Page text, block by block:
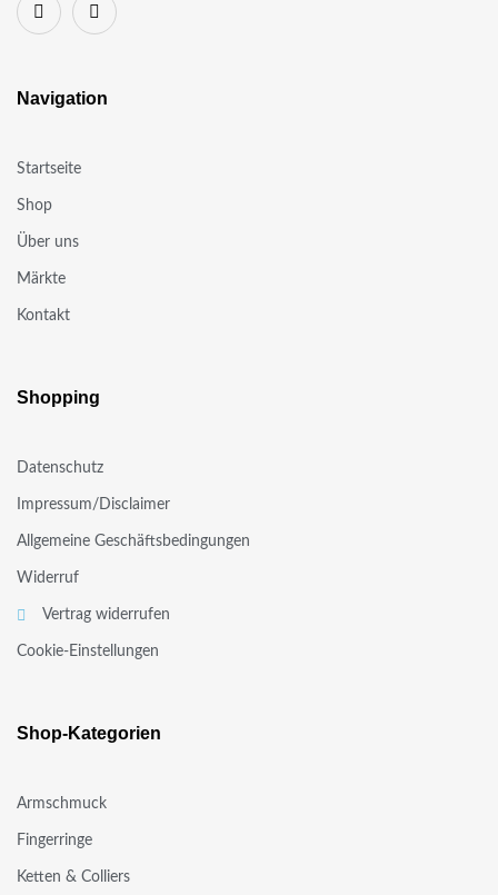
Navigation
Startseite
Shop
Über uns
Märkte
Kontakt
Shopping
Datenschutz
Impressum/Disclaimer
Allgemeine Geschäftsbedingungen
Widerruf
Vertrag widerrufen
Cookie-Einstellungen
Shop-Kategorien
Armschmuck
Fingerringe
Ketten & Colliers